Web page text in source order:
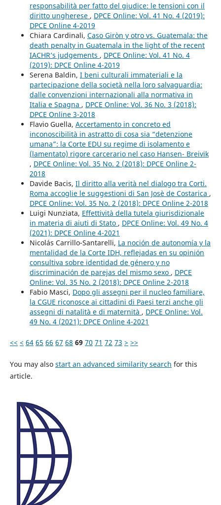
responsabilità per fatto del giudice: le tensioni con il
diritto ungherese , DPCE Online: Vol. 41 No. 4 (2019):
DPCE Online 4-2019
Chiara Cardinali, Caso Giròn y otro vs. Guatemala: the
death penalty in Guatemala in the light of the recent
IACHR’s judgements , DPCE Online: Vol. 41 No. 4
(2019): DPCE Online 4-2019
Serena Baldin, I beni culturali immateriali e la
partecipazione della società nella loro salvaguardia:
dalle convenzioni internazionali alla normativa in
Italia e Spagna , DPCE Online: Vol. 36 No. 3 (2018):
DPCE Online 3-2018
Flavio Guella, Accertamento in concreto ed
inconoscibilità in astratto di cosa sia “detenzione
umana”: la Corte EDU su regime di isolamento e
(lamentato) rigore carcerario nel caso Hansen- Breivik
, DPCE Online: Vol. 35 No. 2 (2018): DPCE Online 2-
2018
Davide Bacis, Il diritto alla verità nel dialogo tra Corti.
Roma accoglie le suggestioni di San Josè de Costarica ,
DPCE Online: Vol. 35 No. 2 (2018): DPCE Online 2-2018
Luigi Nunziata, Effettività della tutela giurisdizionale
in materia di aiuti di Stato , DPCE Online: Vol. 49 No. 4
(2021): DPCE Online 4-2021
Nicolás Carrillo-Santarelli, La noción de autonomía y la
mentalidad de la Corte IDH, reflejadas en su opinión
consultiva sobre identidad de género y no
discriminación de parejas del mismo sexo , DPCE
Online: Vol. 35 No. 2 (2018): DPCE Online 2-2018
Fabio Masci, Dopo gli assegni per il nucleo familiare,
la CGUE riconosce ai cittadini di Paesi terzi anche gli
assegni di natalità e di maternità , DPCE Online: Vol.
49 No. 4 (2021): DPCE Online 4-2021
<< < 64 65 66 67 68 69 70 71 72 73 > >>
You may also start an advanced similarity search for this
article.